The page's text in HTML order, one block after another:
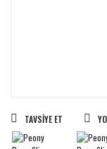
TAVSIYE ET